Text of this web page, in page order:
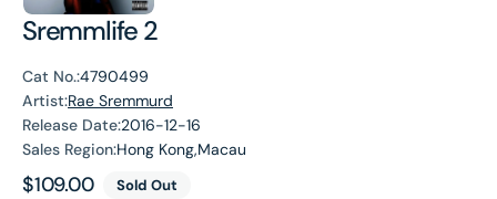
Sremmlife 2
Cat No.:4790499
Artist:Rae Sremmurd
Release Date:2016-12-16
Sales Region:Hong Kong,Macau
Regular
$109.00 Sold Out